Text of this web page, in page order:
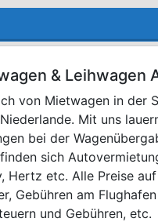
& Leihwagen
von Mietwagen in der
Mit uns
bei der
sich
Hertz etc. Alle Preise
Gebühren am
und Gebühren, etc.